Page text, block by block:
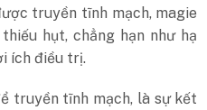
truyền tĩnh mạch, magie
hụt, chẳng hạn như hạ
ích điều trị.
truyền tĩnh mạch, là sự kết